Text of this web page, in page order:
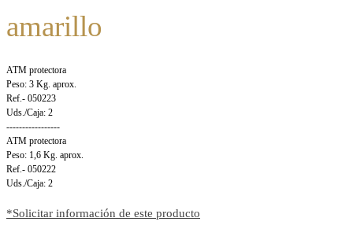
amarillo
ATM protectora
Peso: 3 Kg. aprox.
Ref.- 050223
Uds./Caja: 2
-----------------
ATM protectora
Peso: 1,6 Kg. aprox.
Ref.- 050222
Uds./Caja: 2
*Solicitar información de este producto